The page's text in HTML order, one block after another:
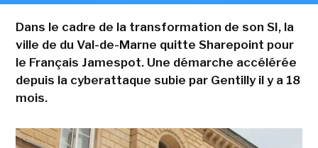
Dans le cadre de la transformation de son SI, la
ville de du Val-de-Marne quitte Sharepoint pour
le Français Jamespot. Une démarche accélérée
depuis la cyberattaque subie par Gentilly il y a 18
mois.